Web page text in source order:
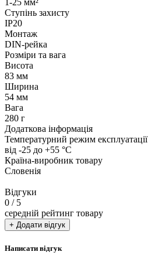
Ступінь захисту
IP20
Монтаж
DIN-рейка
Розміри та вага
Висота
83 мм
Ширина
54 мм
Вага
280 г
Додаткова інформація
Температурний режим експлуатації
від -25 до +55 °С
Країна-виробник товару
Словенія
Відгуки
0 / 5
середній рейтинг товару
+ Додати відгук
Написати відгук